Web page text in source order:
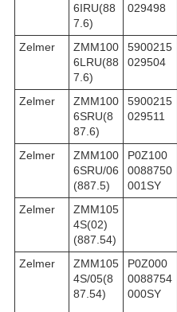
6IRU(88
7.6)
029498
Zelmer
ZMM100
6LRU(88
7.6)
5900215
029504
Zelmer
ZMM100
6SRU(8
87.6)
5900215
029511
Zelmer
ZMM100
6SRU/06
(887.5)
P0Z100
0088750
001SY
Zelmer
ZMM105
4S(02)
(887.54)
Zelmer
ZMM105
4S/05(8
87.54)
P0Z000
0088754
000SY